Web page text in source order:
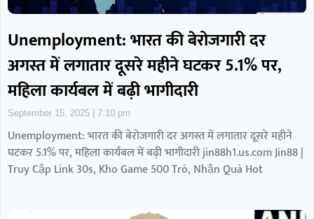
Unemployment: भारत की बेरोजगारी दर
अगस्त में लगातार दूसरे महीने घटकर 5.1% पर,
महिला कार्यबल में बढ़ी भागीदारी
September 15, 2025 7:10 pm
Unemployment: भारत की बेरोजगारी दर अगस्त में लगातार दूसरे महीने
घटकर 5.1% पर, महिला कार्यबल में बढ़ी भागीदारी jin88h1.us.com Jin88 |
Truy Cập Link 30s, Kho Game 500 Trò, Nhận Quà Hot